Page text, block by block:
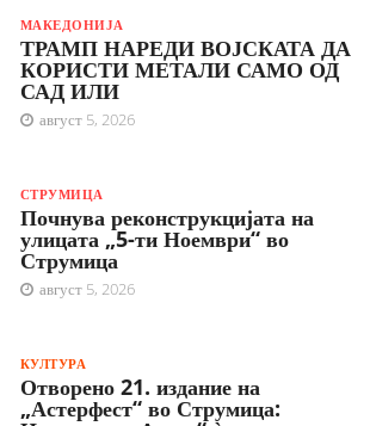
МАКЕДОНИЈА
ТРАМП НАРЕДИ ВОЈСКАТА ДА
КОРИСТИ МЕТАЛИ САМО ОД
САД ИЛИ
август 5, 2026
СТРУМИЦА
Почнува реконструкцијата на
улицата „5-ти Ноември“ во
Струмица
август 5, 2026
КУЛТУРА
Отворено 21. издание на
„Астерфест“ во Струмица: